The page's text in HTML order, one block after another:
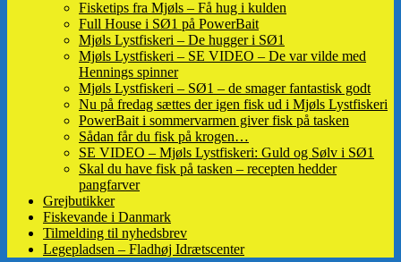
Fisketips fra Mjøls – Få hug i kulden
Full House i SØ1 på PowerBait
Mjøls Lystfiskeri – De hugger i SØ1
Mjøls Lystfiskeri – SE VIDEO – De var vilde med
Hennings spinner
Mjøls Lystfiskeri – SØ1 – de smager fantastisk godt
Nu på fredag sættes der igen fisk ud i Mjøls Lystfiskeri
PowerBait i sommervarmen giver fisk på tasken
Sådan får du fisk på krogen…
SE VIDEO – Mjøls Lystfiskeri: Guld og Sølv i SØ1
Skal du have fisk på tasken – recepten hedder
pangfarver
Grejbutikker
Fiskevande i Danmark
Tilmelding til nyhedsbrev
Legepladsen – Fladhøj Idrætscenter